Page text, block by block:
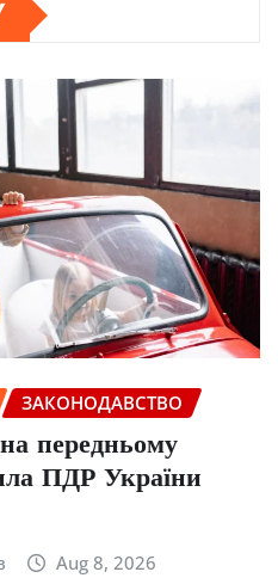
ЗАКОНОДАВСТВО
передньому
ПДР України
Aug 8, 2026